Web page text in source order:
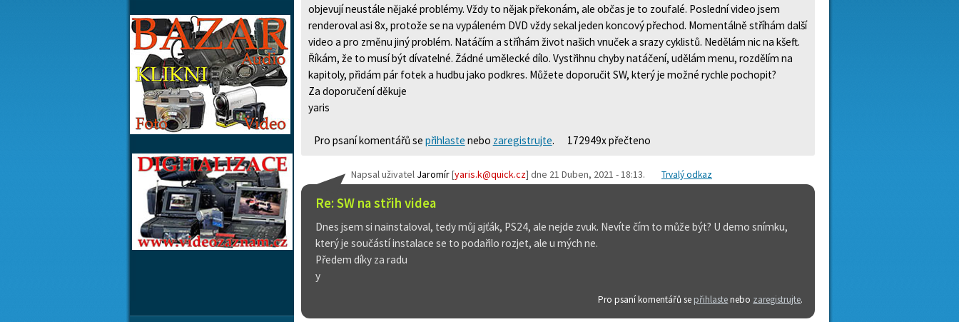
objevují neustále nějaké problémy. Vždy to nějak překonám, ale občas je to zoufalé. Poslední video jsem
renderoval asi 8x, protože se na vypáleném DVD vždy sekal jeden koncový přechod. Momentálně stříhám další
video a pro změnu jiný problém. Natáčím a stříhám život našich vnuček a srazy cyklistů. Nedělám nic na kšeft.
Říkám, že to musí být dívatelné. Žádné umělecké dílo. Vystřihnu chyby natáčení, udělám menu, rozdělím na
kapitoly, přidám pár fotek a hudbu jako podkres. Můžete doporučit SW, který je možné rychle pochopit?
Za doporučení děkuje
yaris
Pro psaní komentářů se přihlaste nebo zaregistrujte. 172949x přečteno
Re: SW na střih videa
Napsal uživatel Jaromír[yaris.k@quick.cz] dne 21 Duben, 2021 - 18:13. Trvalý odkaz
Dnes jsem si nainstaloval, tedy můj ajťák, PS24, ale nejde zvuk. Nevíte čím to může být? U demo snímku,
který je součástí instalace se to podařilo rozjet, ale u mých ne.
Předem díky za radu
y
Pro psaní komentářů se přihlastenebo zaregistrujte.